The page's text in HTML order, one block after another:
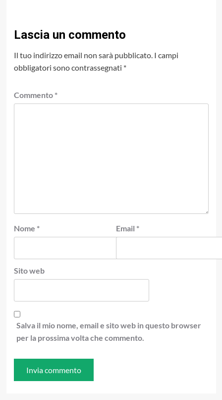
Lascia un commento
Il tuo indirizzo email non sarà pubblicato. I campi
obbligatori sono contrassegnati *
Commento *
Nome * Email *
Sito web
Salva il mio nome, email e sito web in questo browser
per la prossima volta che commento.